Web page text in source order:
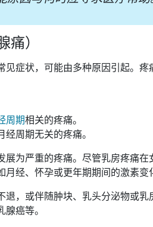
痛）
见症状，可能由多种原因引起。
周期相关的疼痛。
经周期无关的疼痛。
展为严重的疼痛。尽管乳房疼痛
月经、怀孕或更年期期间的激素变
退，或伴随肿块、乳头分泌物或
癌等。